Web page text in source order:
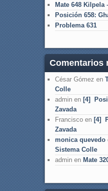
Mate 648 Kilpela
Posición 658:
Problema 631
Comentarios
César Gómez en
Colle
adminen [4]
Zavada
Franciscoen [4]
Zavada
monica quevedo
Sistema Colle
adminen Mate